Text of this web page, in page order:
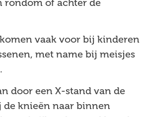
vaak voor bij kinderen
met name bij meisjes
door een X-stand van de
de knieën naar binnen